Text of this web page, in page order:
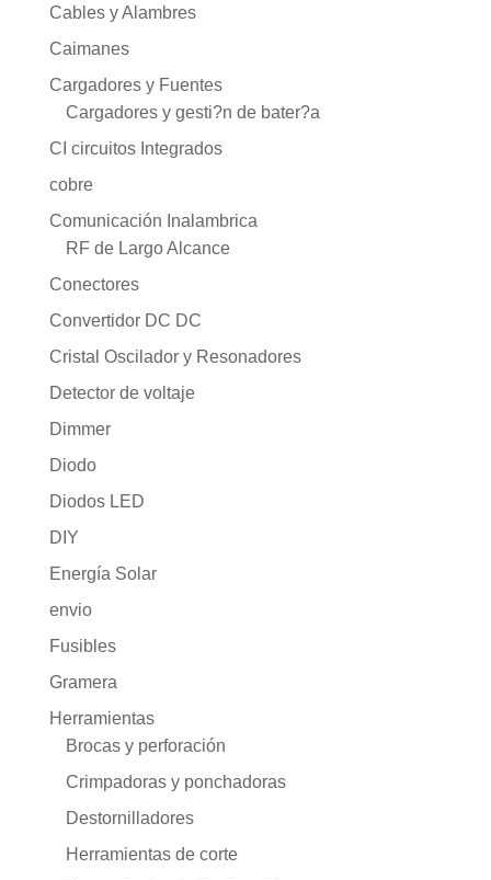
Cables y Alambres
Caimanes
Cargadores y Fuentes
Cargadores y gesti?n de bater?a
CI circuitos Integrados
cobre
Comunicación Inalambrica
RF de Largo Alcance
Conectores
Convertidor DC DC
Cristal Oscilador y Resonadores
Detector de voltaje
Dimmer
Diodo
Diodos LED
DIY
Energía Solar
envio
Fusibles
Gramera
Herramientas
Brocas y perforación
Crimpadoras y ponchadoras
Destornilladores
Herramientas de corte